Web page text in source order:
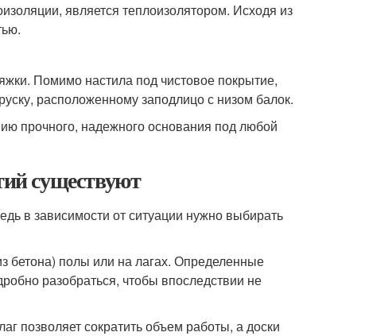
является теплоизолятором. Исходя из
Помимо настила под чистовое покрытие,
расположенному заподлицо с низом балок.
прочного, надежного основания под любой
существуют
в зависимости от ситуации нужно выбирать
бетона) полы или на лагах. Определенные
разобраться, чтобы впоследствии не
позволяет сократить объем работы, а доски